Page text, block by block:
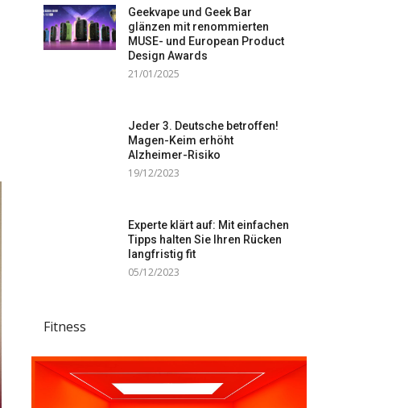
Geekvape und Geek Bar
glänzen mit renommierten
MUSE- und European Product
Design Awards
21/01/2025
Jeder 3. Deutsche betroffen!
Magen-Keim erhöht
Alzheimer-Risiko
19/12/2023
Experte klärt auf: Mit einfachen
Tipps halten Sie Ihren Rücken
langfristig fit
05/12/2023
Fitness